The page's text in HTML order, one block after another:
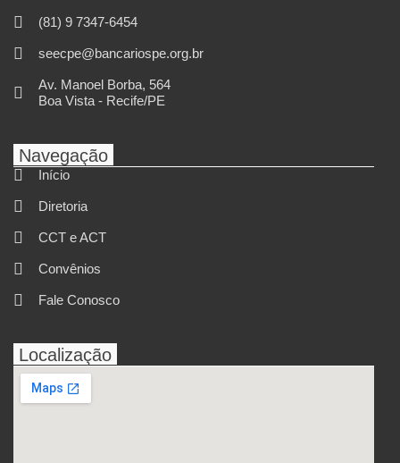
(81) 9 7347-6454
seecpe@bancariospe.org.br
Av. Manoel Borba, 564
Boa Vista - Recife/PE
Navegação
Início
Diretoria
CCT e ACT
Convênios
Fale Conosco
Localização